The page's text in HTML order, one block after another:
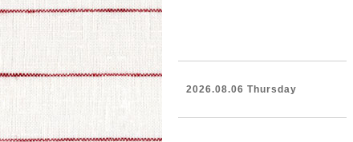
2026.08.06 Thursday